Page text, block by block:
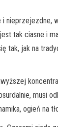
tak ciasne i
jak na
musi
ogień na